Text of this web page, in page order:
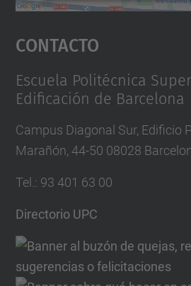
Aceptar
powered by
Contacto
Escuela Politécnica
Edificación de Barcelona
Campus Diagonal Sur, Edificio
Marañón, 44-50 08028
Tel. : 93 401 63 00
Directorio UPC